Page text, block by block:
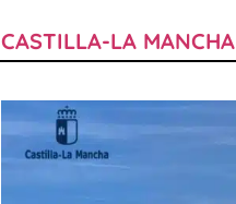
CASTILLA-LA MANCHA